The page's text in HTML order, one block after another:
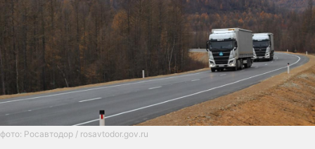
фото: Росавтодор / rosavtodor.gov.ru